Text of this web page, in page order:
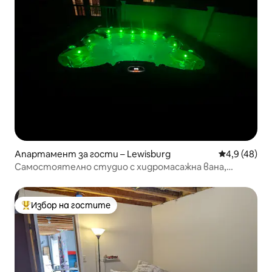
Апартамент за гости – Lewisburg Средна
4,9 (48)
Самостоятелно студио с хидромасажна вана,
Най-популярен избор на гостите
Избор на гостите